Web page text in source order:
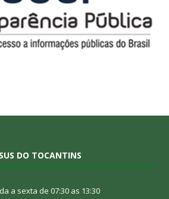
DO TOCANTINS
a sexta de 07:30 as 13:30